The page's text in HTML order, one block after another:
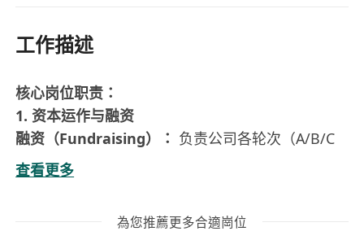
工作描述
核心岗位职责：
1. 资本运作与融资
融资（Fundraising）： 负责公司各轮次（A/B/C
轮）的融资，对接 VC/PE 投资人。
上市（IPO）：
计师，最终通过香港联交所或纳斯达克聆讯。
查看更多
為您推薦更多合適崗位